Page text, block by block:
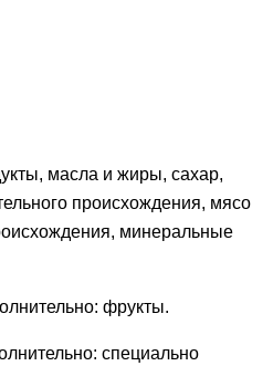
масла и жиры, сахар,
происхождения, мясо
минеральные
фрукты.
специально